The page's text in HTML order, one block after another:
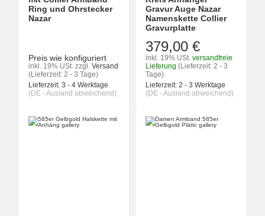
Ring und Ohrstecker
Nazar
Preis wie konfiguriert
inkl. 19% USt. zzgl. Versand
(Lieferzeit: 2 - 3 Tage)
Lieferzeit: 3 - 4 Werktage
(DE - Ausland abweichend)
Gravur Auge Nazar
Namenskette Collier
Gravurplatte
379,00 €
inkl. 19% USt. versandfreie
Lieferung (Lieferzeit: 2 - 3
Tage)
Lieferzeit: 2 - 3 Werktage
(DE - Ausland abweichend)